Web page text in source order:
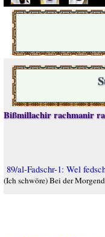
Bißmillachir rachmanir
89/al-Fadschr-1: Wel
(Ich schwöre) Bei der